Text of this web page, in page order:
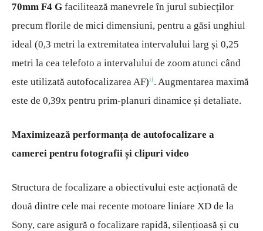
70mm F4 G facilitează manevrele în jurul subiecților
precum florile de mici dimensiuni, pentru a găsi unghiul
ideal (0,3 metri la extremitatea intervalului larg și 0,25
metri la cea telefoto a intervalului de zoom atunci când
este utilizată autofocalizarea AF)ii. Augmentarea maximă
este de 0,39x pentru prim-planuri dinamice și detaliate.
Maximizează performanța de autofocalizare a
camerei pentru fotografii și clipuri video
Structura de focalizare a obiectivului este acționată de
două dintre cele mai recente motoare liniare XD de la
Sony, care asigură o focalizare rapidă, silențioasă și cu